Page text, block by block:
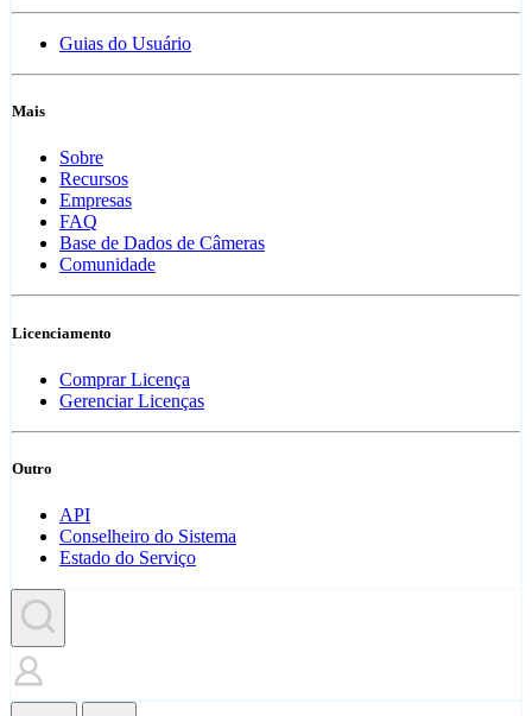
Guias do Usuário
Mais
Sobre
Recursos
Empresas
FAQ
Base de Dados de Câmeras
Comunidade
Licenciamento
Comprar Licença
Gerenciar Licenças
Outro
API
Conselheiro do Sistema
Estado do Serviço